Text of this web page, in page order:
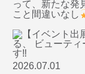
って、新たな発
こと間違いなし
2026.07.01